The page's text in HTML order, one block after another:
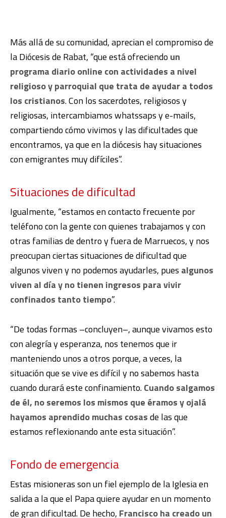
Más allá de su comunidad, aprecian el compromiso de
la Diócesis de Rabat, “que está ofreciendo un
programa diario online con actividades a nivel
religioso y parroquial que trata de ayudar a todos
los cristianos. Con los sacerdotes, religiosos y
religiosas, intercambiamos whatssaps y e-mails,
compartiendo cómo vivimos y las dificultades que
encontramos, ya que en la diócesis hay situaciones
con emigrantes muy difíciles”.
Situaciones de dificultad
Igualmente, “estamos en contacto frecuente por
teléfono con la gente con quienes trabajamos y con
otras familias de dentro y fuera de Marruecos, y nos
preocupan ciertas situaciones de dificultad que
algunos viven y no podemos ayudarles, pues algunos
viven al día y no tienen ingresos para vivir
confinados tanto tiempo”.
“De todas formas –concluyen–, aunque vivamos esto
con alegría y esperanza, nos tenemos que ir
manteniendo unos a otros porque, a veces, la
situación que se vive es difícil y no sabemos hasta
cuando durará este confinamiento.Cuando salgamos
de él, no seremos los mismos que éramos y ojalá
hayamos aprendido muchas cosasde las que
estamos reflexionando ante esta situación”.
Fondo de emergencia
Estas misioneras son un fiel ejemplo de la Iglesia en
salida a la que el Papa quiere ayudar en un momento
de gran dificultad. De hecho, Francisco ha creado un